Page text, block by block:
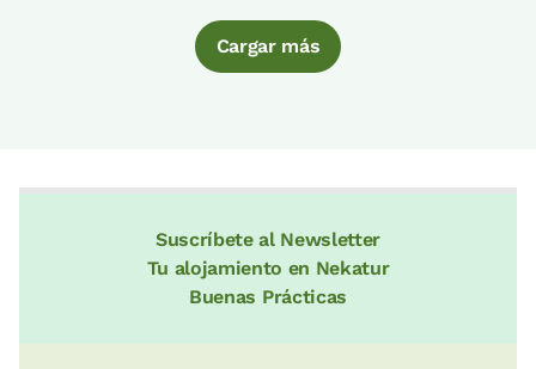
Cargar más
Suscríbete al Newsletter
Tu alojamiento en Nekatur
Buenas Prácticas